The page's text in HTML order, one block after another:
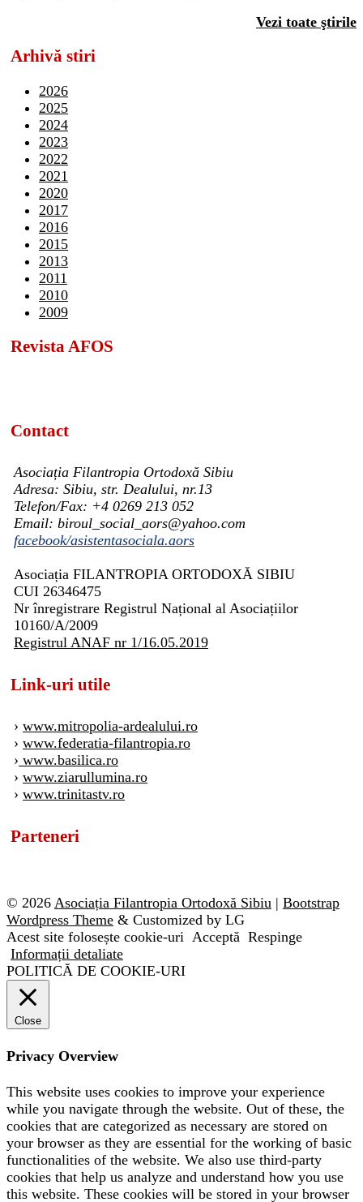
Vezi toate ştirile
Arhivă stiri
2026
2025
2024
2023
2022
2021
2020
2017
2016
2015
2013
2011
2010
2009
Revista AFOS
Contact
Asociația Filantropia Ortodoxă Sibiu
Adresa: Sibiu, str. Dealului, nr.13
Telefon/Fax: +4 0269 213 052
Email: biroul_social_aors@yahoo.com
facebook/asistentasociala.aors
Asociația FILANTROPIA ORTODOXĂ SIBIU
CUI 26346475
Nr înregistrare Registrul Național al Asociațiilor
10160/A/2009
Registrul ANAF nr 1/16.05.2019
Link-uri utile
› www.mitropolia-ardealului.ro
› www.federatia-filantropia.ro
› www.basilica.ro
› www.ziarullumina.ro
› www.trinitastv.ro
Parteneri
© 2026 Asociația Filantropia Ortodoxă Sibiu | Bootstrap
Wordpress Theme & Customized by LG
Acest site folosește cookie-uri Acceptă Respinge
Informații detaliate
POLITICĂ DE COOKIE-URI
Close
Privacy Overview
This website uses cookies to improve your experience
while you navigate through the website. Out of these, the
cookies that are categorized as necessary are stored on
your browser as they are essential for the working of basic
functionalities of the website. We also use third-party
cookies that help us analyze and understand how you use
this website. These cookies will be stored in your browser